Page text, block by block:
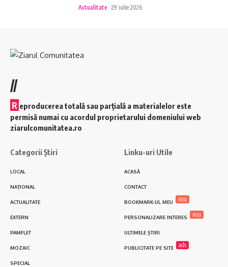
Actualitate 29 iulie 2026
//
R eproducerea totală sau parțială a materialelor este
permisă numai cu acordul proprietarului domeniului web
ziarulcomunitatea.ro
Categorii Știri
LOCAL
NAȚIONAL
ACTUALITATE
EXTERN
PAMFLET
MOZAIC
SPECIAL
Linku-uri Utile
ACASĂ
CONTACT
BOOKMARK-UL MEU nou
PERSONALIZARE INTERES nou
ULTIMELE ȘTIRI
PUBLICITATE PE SITE ads